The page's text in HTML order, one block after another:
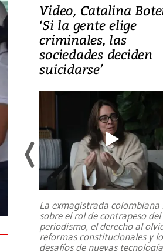
Video, Catalina
‘Si la gente elige
criminales, las
sociedades deciden
suicidarse’
La exmagistrada colombiana
sobre el rol de contrapeso del
periodismo, el derecho al
reformas constitucionales y
desafíos de nuevas